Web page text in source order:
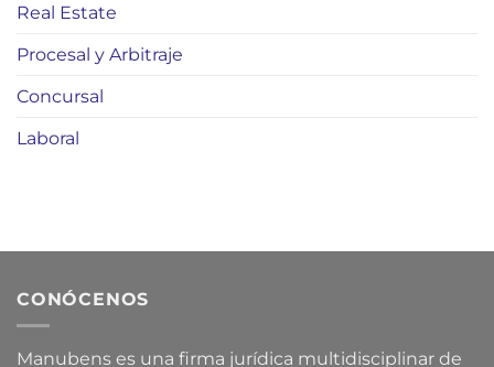
Real Estate
Procesal y Arbitraje
Concursal
Laboral
CONÓCENOS
Manubens es una firma jurídica multidisciplinar de